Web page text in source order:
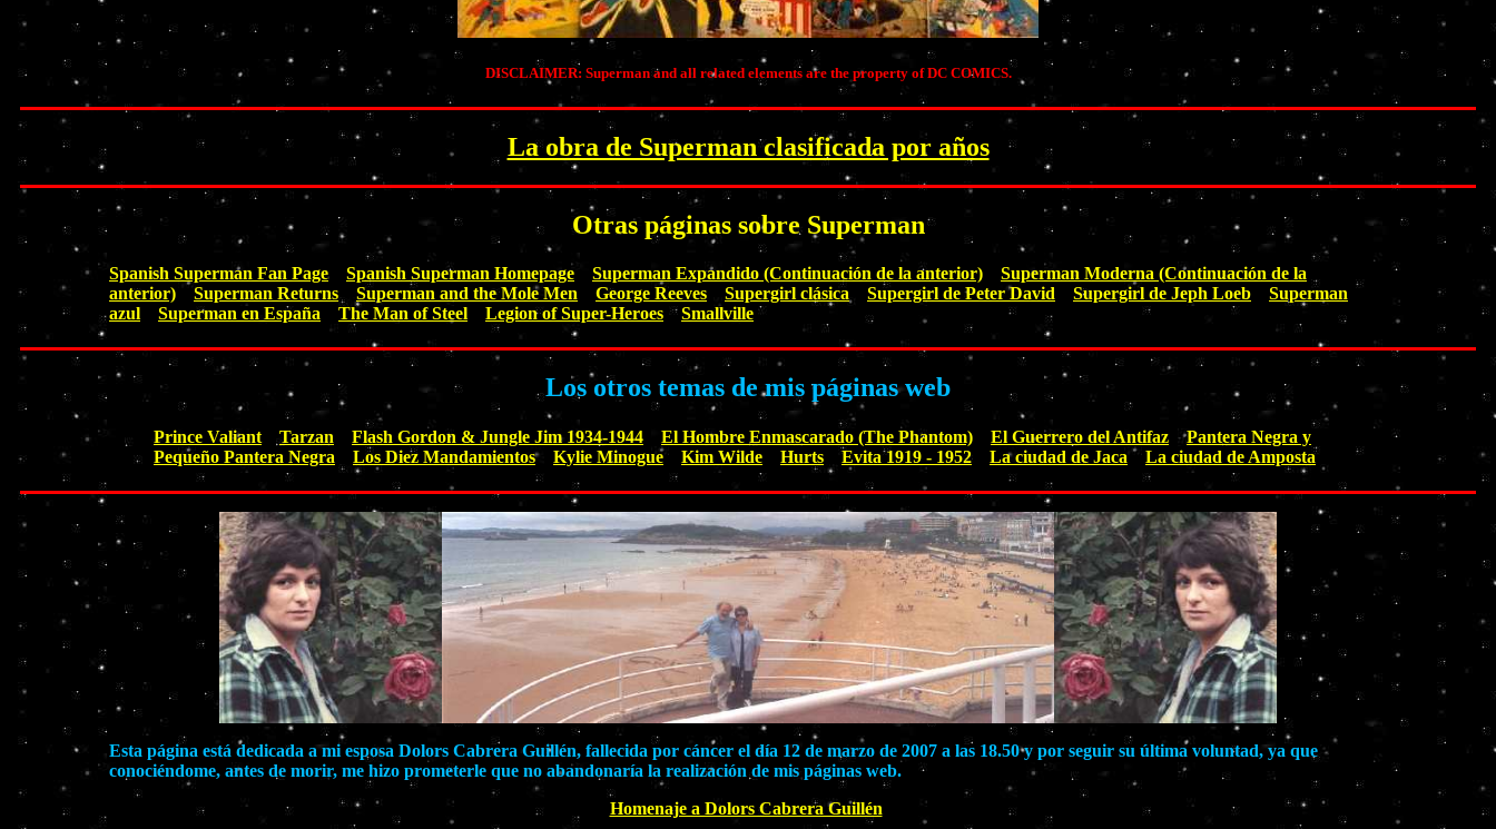
DISCLAIMER: Superman and all related elements are the property of DC COMICS.
La obra de Superman clasificada por años
Otras páginas sobre Superman
Spanish Superman Fan Page Spanish Superman Homepage Superman Expandido (Continuación de la anterior)
Superman Moderna (Continuación de la
anterior)
Superman Returns Superman and the Mole Men George Reeves Supergirl clásica Supergirl de Peter David Supergirl de Jeph Loeb
Superman
azul
Superman en España The Man of Steel Legion of Super-Heroes Smallville
Los otros temas de mis páginas web
Prince Valiant Tarzan Flash Gordon & Jungle Jim 1934-1944 El Hombre Enmascarado (The Phantom) El Guerrero del Antifaz
Pantera Negra y
Pequeño Pantera Negra
Los Diez Mandamientos Kylie Minogue Kim Wilde Hurts Evita 1919 - 1952 La ciudad de Jaca La ciudad de Amposta
Esta página está dedicada a mi esposa Dolors Cabrera Guillén, fallecida por cáncer el día 12 de marzo de 2007 a las 18.50 y por seguir su última voluntad, ya que
conociéndome, antes de morir, me hizo prometerle que no abandonaría la realización de mis páginas web.
Homenaje a Dolors Cabrera Guillén